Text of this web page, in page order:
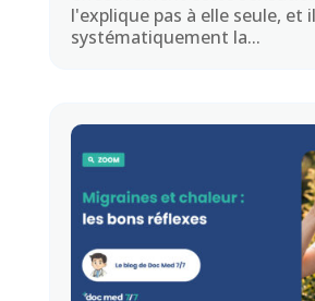
l'explique pas à elle seule, et
systématiquement la...